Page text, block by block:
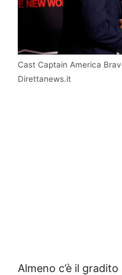
Cast Captain America
Direttanews.it
Almeno c’è il